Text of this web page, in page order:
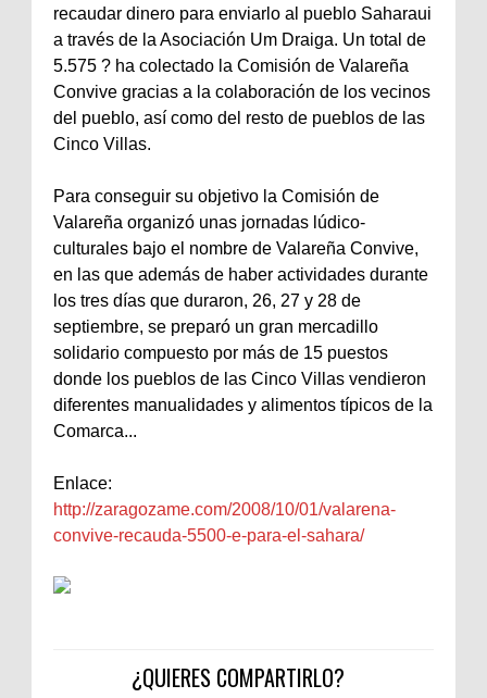
recaudar dinero para enviarlo al pueblo Saharaui
a través de la Asociación Um Draiga. Un total de
5.575 ? ha colectado la Comisión de Valareña
Convive gracias a la colaboración de los vecinos
del pueblo, así como del resto de pueblos de las
Cinco Villas.
Para conseguir su objetivo la Comisión de
Valareña organizó unas jornadas lúdico-
culturales bajo el nombre de Valareña Convive,
en las que además de haber actividades durante
los tres días que duraron, 26, 27 y 28 de
septiembre, se preparó un gran mercadillo
solidario compuesto por más de 15 puestos
donde los pueblos de las Cinco Villas vendieron
diferentes manualidades y alimentos típicos de la
Comarca...
Enlace:
http://zaragozame.com/2008/10/01/valarena-
convive-recauda-5500-e-para-el-sahara/
¿QUIERES COMPARTIRLO?